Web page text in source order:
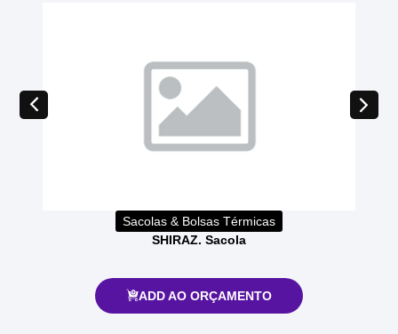
Sacolas & Bolsas Térmicas
SHIRAZ. Sacola
ADD AO ORÇAMENTO